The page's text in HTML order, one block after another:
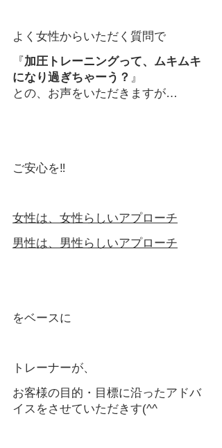
よく女性からいただく質問で
『 加圧トレーニングって、ムキムキ
になり過ぎちゃーう？ 』
との、お声をいただきますが…
ご安心を‼
女性は、女性らしいアプローチ
男性は、男性らしいアプローチ
をベースに
トレーナーが、
お客様の目的・目標に沿ったアドバ
イスをさせていただきす(^^ゞ